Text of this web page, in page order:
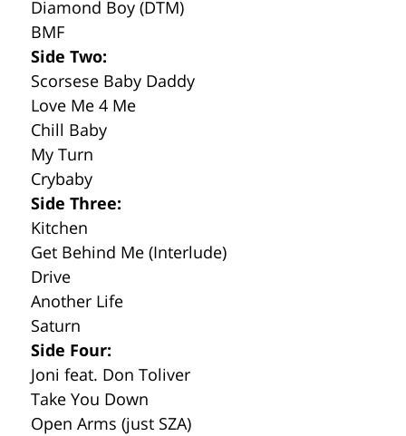
Diamond Boy (DTM)
BMF
Side Two:
Scorsese Baby Daddy
Love Me 4 Me
Chill Baby
My Turn
Crybaby
Side Three:
Kitchen
Get Behind Me (Interlude)
Drive
Another Life
Saturn
Side Four:
Joni feat. Don Toliver
Take You Down
Open Arms (just SZA)